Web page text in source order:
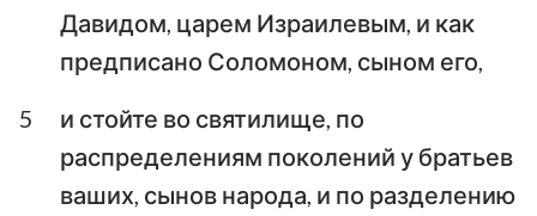
Давидом, царем Израилевым, и как
предписано Соломоном, сыном его,
5
и стойте во святилище, по
распределениям поколений у братьев
ваших, сынов народа, и по разделению